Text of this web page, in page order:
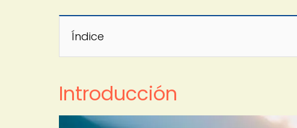
Índice
Introducción